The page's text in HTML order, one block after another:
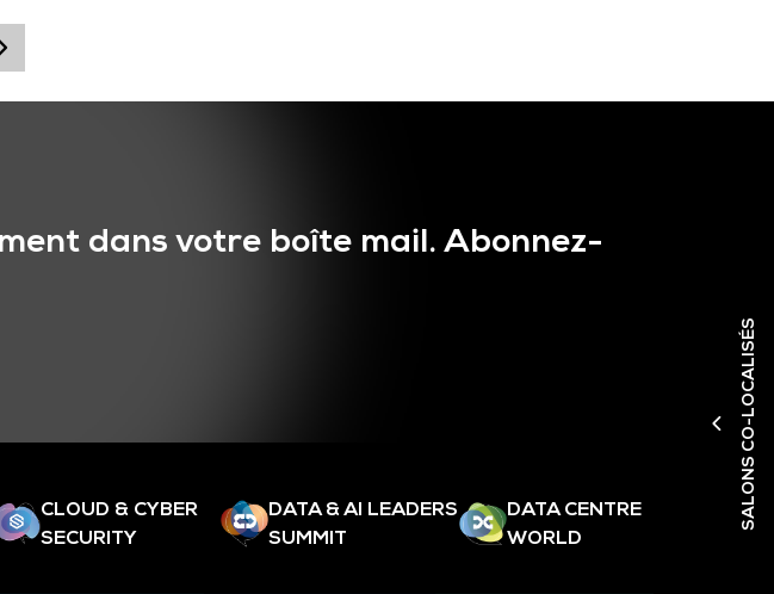
SALONS CO-LOCALISÉS
dans votre boîte mail. Abonnez-
CLOUD & CYBER
SECURITY
DATA & AI LEADERS
SUMMIT
DATA CENTRE
WORLD